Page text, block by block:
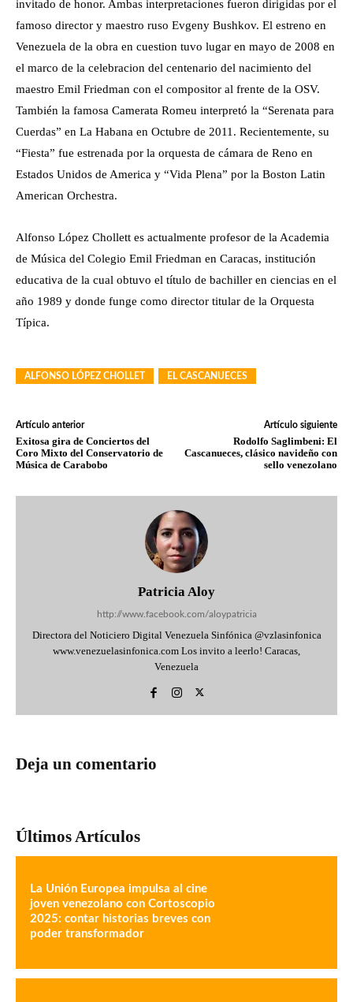
invitado de honor. Ambas interpretaciones fueron dirigidas por el
famoso director y maestro ruso Evgeny Bushkov. El estreno en
Venezuela de la obra en cuestion tuvo lugar en mayo de 2008 en
el marco de la celebracion del centenario del nacimiento del
maestro Emil Friedman con el compositor al frente de la OSV.
También la famosa Camerata Romeu interpretó la “Serenata para
Cuerdas” en La Habana en Octubre de 2011. Recientemente, su
“Fiesta” fue estrenada por la orquesta de cámara de Reno en
Estados Unidos de America y “Vida Plena” por la Boston Latin
American Orchestra.
Alfonso López Chollett es actualmente profesor de la Academia
de Música del Colegio Emil Friedman en Caracas, institución
educativa de la cual obtuvo el título de bachiller en ciencias en el
año 1989 y donde funge como director titular de la Orquesta
Típica.
ALFONSO LÓPEZ CHOLLET EL CASCANUECES
Artículo anterior
Exitosa gira de Conciertos del
Coro Mixto del Conservatorio de
Música de Carabobo
Artículo siguiente
Rodolfo Saglimbeni: El
Cascanueces, clásico navideño con
sello venezolano
Patricia Aloy
http://www.facebook.com/aloypatricia
Directora del Noticiero Digital Venezuela Sinfónica @vzlasinfonica
www.venezuelasinfonica.com Los invito a leerlo! Caracas,
Venezuela
Deja un comentario
Últimos Artículos
La Unión Europea impulsa al cine
joven venezolano con Cortoscopio
2025: contar historias breves con
poder transformador